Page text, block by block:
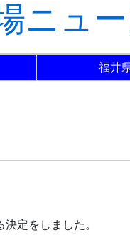
ニュ
福井
定をしました。